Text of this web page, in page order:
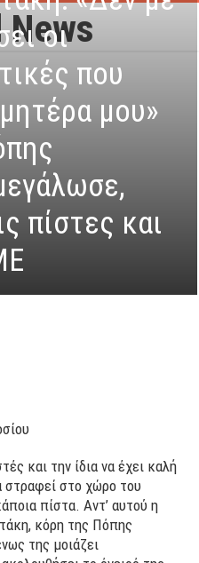
οι
που
μου»
πίστες και
και την ίδια να έχει καλή
στραφεί στο χώρο του
πίστα. Αντ’ αυτού η
κόρη της Πόπης
της μοιάζει